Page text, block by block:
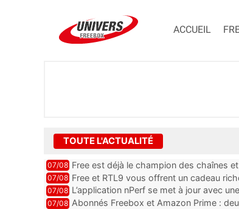
ACCUEIL
TOUTE L'ACTUALITÉ
07/08 Free est déjà le champion des chaînes
encore au moin...
07/08 Free et RTL9 vous offrent un cadeau
l’obtenir
07/08 L’application nPerf se met à jour avec
Mobile, Orange, SFR ...
07/08 Abonnés Freebox et Amazon Prime :